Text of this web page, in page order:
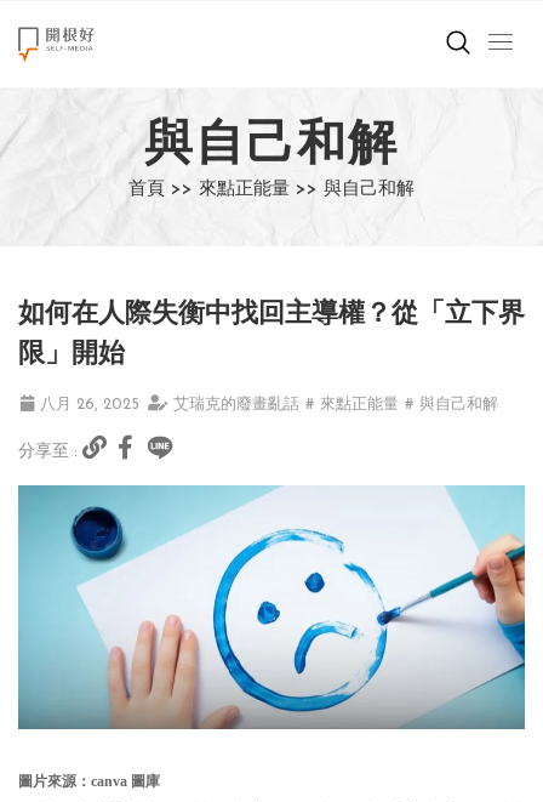
來點正能量
世界在想什麼
創造美好生活
職場商業經濟
影片專區
關於我們
與自己和解
首頁 >> 來點正能量 >> 與自己和解
如何在人際失衡中找回主導權？從「立下界
限」開始
八月 26, 2025 艾瑞克的廢畫亂話 # 來點正能量 # 與自己和解
分享至 :
圖片來源：canva 圖庫